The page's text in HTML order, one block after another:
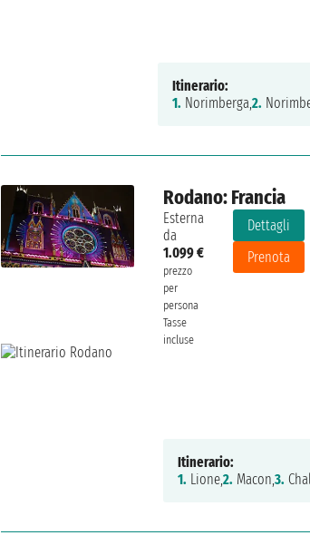
Itinerario:
1. Norimberga,2.
Rodano: Francia
Esterna
da
1.099 €
prezzo
per
persona
Tasse
incluse
Dettagli
Prenota
Itinerario:
1. Lione,2. Macon,3.